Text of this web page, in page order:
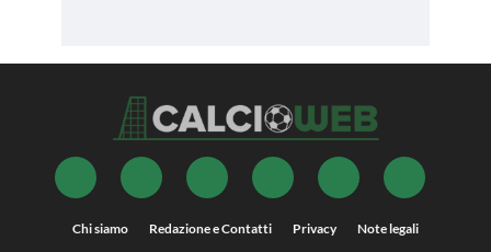
Chi siamo Redazione e Contatti Privacy Note legali